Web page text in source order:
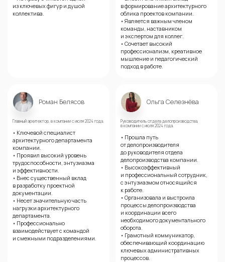
из ключевых фигур и душой
коллектива.
в формирование архитектурного
облика проектов компании.
• Является важным членом
команды, наставником
и экспертом для коллег.
• Сочетает высокий
профессионализм, креативное
мышление и педагогический
подход в работе.
Роман Белясов
Главный архитектор, в компании с июля 2024 года.
• Ключевой специалист
архитектурного департамента
компании.
• Проявил высокий уровень
трудоспособности, энтузиазма
и эффективности.
• Внес существенный вклад
в разработку проектной
документации.
• Несет значительную часть
нагрузки архитектурного
департамента.
• Профессионально
взаимодействует с командой
и смежными подразделениями.
Ольга Селезнёва
Руководитель отдела делопроизводства,
в компании с июля 2024 года.
• Прошла путь
от делопроизводителя
до руководителя отдела
делопроизводства компании.
• Высокоэффективный
и профессиональный сотрудник,
с энтузиазмом относящийся
к работе.
• Организовала и выстроила
процессы делопроизводства
и координации всего
необходимого документального
оборота.
• Грамотный коммуникатор,
обеспечивающий координацию
ключевых административных
процессов.